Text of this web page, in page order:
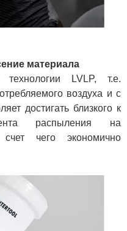
материала
технологии LVLP, т.е.
воздуха и с
достигать близкого к
распыления на
чего экономично